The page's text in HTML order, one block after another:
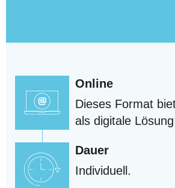
Online
Dieses Format
als digitale
Dauer
Individuell.